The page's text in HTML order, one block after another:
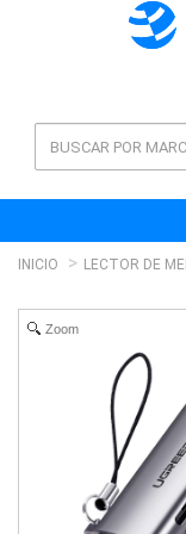
INICIO LECTOR DE
Zoom